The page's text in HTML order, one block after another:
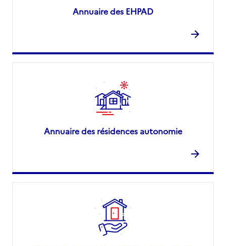
Annuaire des EHPAD
Annuaire des résidences autonomie